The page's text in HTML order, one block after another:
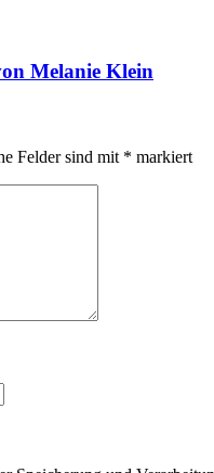
Melanie Klein
Felder sind mit * markiert